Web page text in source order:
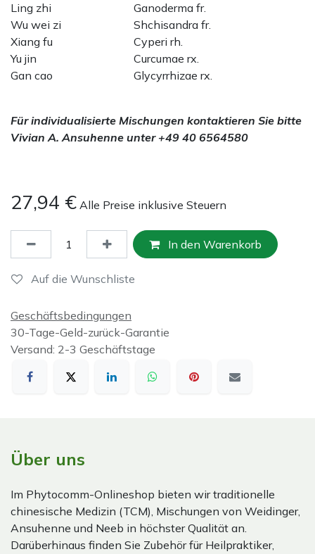
Ling zhi
Ganoderma fr.
Wu wei zi
Shchisandra fr.
Xiang fu
Cyperi rh.
Yu jin
Curcumae rx.
Gan cao
Glycyrrhizae rx.
Für individualisierte Mischungen kontaktieren Sie bitte
Vivian A. Ansuhenne unter +49 40 6564580
27,94 € Alle Preise inklusive Steuern
In den Warenkorb
Auf die Wunschliste
Geschäftsbedingungen
30-Tage-Geld-zurück-Garantie
Versand: 2-3 Geschäftstage
Über uns
Im Phytocomm-Onlineshop bieten wir traditionelle
chinesische Medizin (TCM), Mischungen von Weidinger,
Ansuhenne und Neeb in höchster Qualität an.
Darüberhinaus finden Sie Zubehör für Heilpraktiker,